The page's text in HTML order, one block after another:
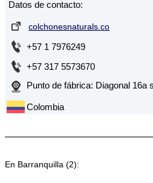
Datos de contacto:
colchonesnaturals.co
+57 1 7976249
+57 317 5573670
Punto de fábrica: Diagonal 16a
Colombia
En Barranquilla (2):